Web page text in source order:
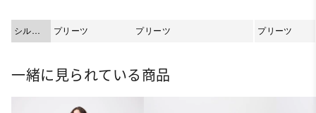
シルエ
ット
プリーツ プリーツ プリーツ
一緒に見られている商品